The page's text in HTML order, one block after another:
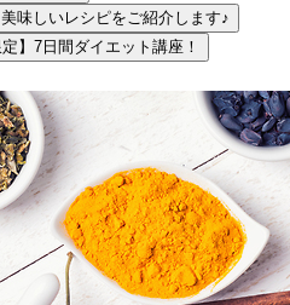
味しいレシピをご紹介します♪
】7日間ダイエット講座！